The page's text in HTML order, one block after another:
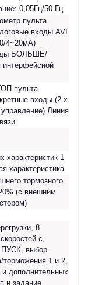
0,05Гц/50 Гц
пульта
входы AVI
4~20мА)
БОЛЬШЕ/
пульта
входы (2-х
Линия
характеристик 1
характеристика
тормозного
(с внешним
8
с,
ПУСК, выбор
торможения 1 и 2,
дополнительных
и задание